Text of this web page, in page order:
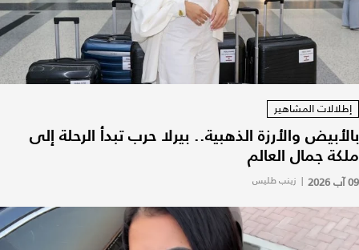
إطلالات المشاهير
بالأبيض والأرزة الذهبية.. بيرلا حرب تبدأ الرحلة إلى
ملكة جمال العالم
09 آب 2026 | زينب طليس